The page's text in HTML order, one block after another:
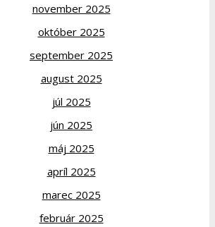
november 2025
október 2025
september 2025
august 2025
júl 2025
jún 2025
máj 2025
apríl 2025
marec 2025
február 2025